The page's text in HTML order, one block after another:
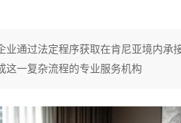
业通过法定程序获取在肯尼亚境内承
这一复杂流程的专业服务机构